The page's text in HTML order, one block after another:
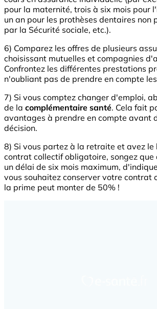
pour la maternité, trois à six mois pour
un an pour les prothèses dentaires non
par la Sécurité sociale, etc.).
6) Comparez les offres de plusieurs
choisissant mutuelles et compagnies
Confrontez les différentes prestations
n'oubliant pas de prendre en compte les
7) Si vous comptez changer d'emploi,
de la complémentaire santé. Cela fait
avantages à prendre en compte avant
décision.
8) Si vous partez à la retraite et avez le
contrat collectif obligatoire, songez que
un délai de six mois maximum,
vous souhaitez conserver votre contrat
la prime peut monter de 50% !